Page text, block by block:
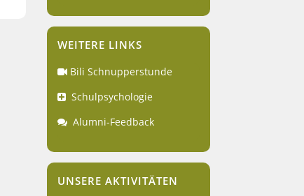
WEITERE LINKS
Bili Schnupperstunde
Schulpsychologie
Alumni-Feedback
UNSERE AKTIVITÄTEN